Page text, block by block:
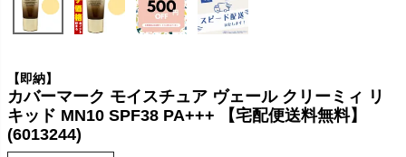
【即納】
カバーマーク モイスチュア ヴェール クリーミィ リ
キッド MN10 SPF38 PA+++ 【宅配便送料無料】
(6013244)